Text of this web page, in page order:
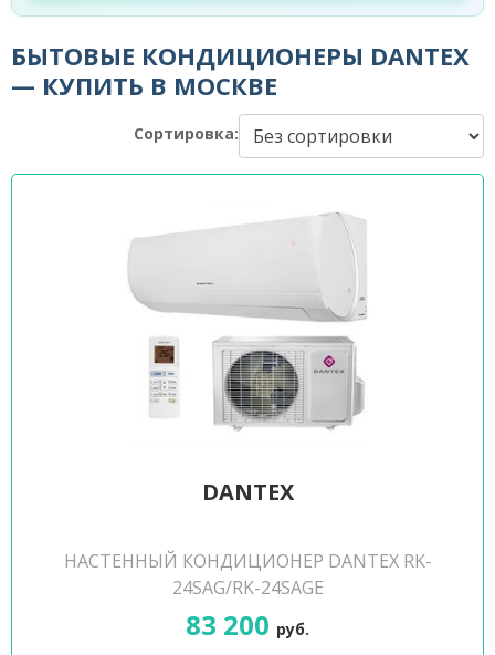
БЫТОВЫЕ КОНДИЦИОНЕРЫ DANTEX
— КУПИТЬ В МОСКВЕ
Сортировка:
DANTEX
НАСТЕННЫЙ КОНДИЦИОНЕР DANTEX RK-
24SAG/RK-24SAGE
83 200 руб.